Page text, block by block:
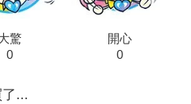
驚
0
開心
0
...